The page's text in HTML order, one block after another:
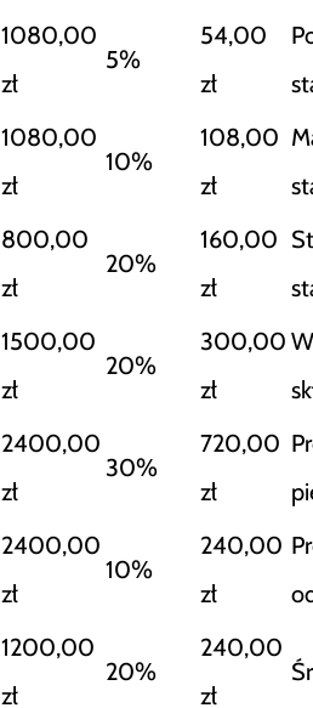
1080,00
zł
5%
54,00
zł
1080,00
zł
10%
108,00
zł
800,00
zł
20%
160,00
zł
1500,00
zł
20%
300,00
zł
2400,00
zł
30%
720,00
zł
2400,00
zł
10%
240,00
zł
1200,00
zł
20%
240,00
zł